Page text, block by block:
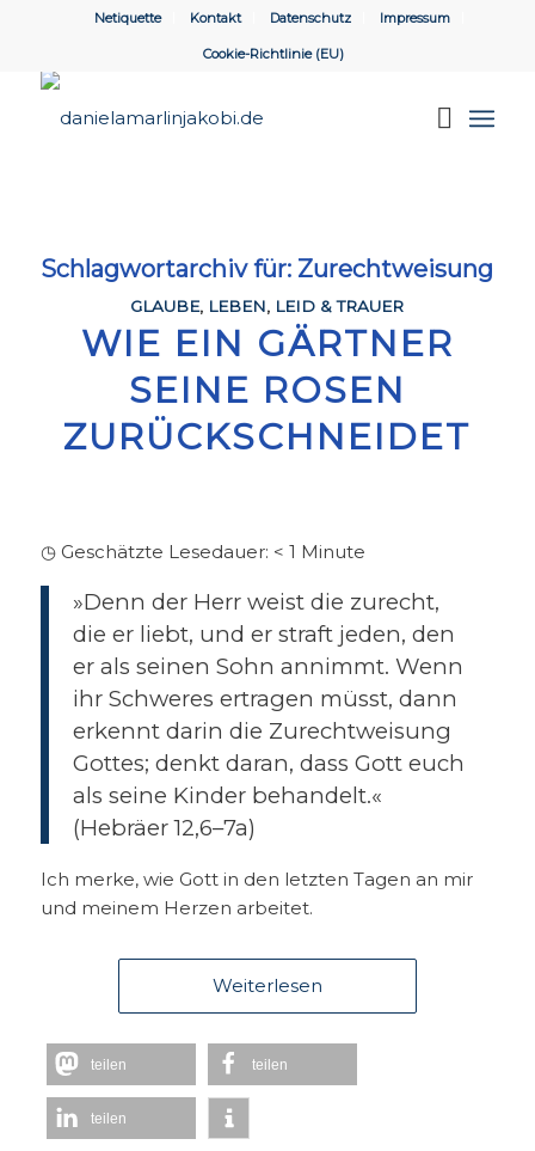
Netiquette Kontakt Datenschutz Impressum
Cookie-Richtlinie (EU)
Schlagwortarchiv für: Zurechtweisung
GLAUBE, LEBEN, LEID & TRAUER
WIE EIN GÄRTNER
SEINE ROSEN
ZURÜCKSCHNEIDET
◷ Geschätzte Lesedauer: < 1 Minute
»Denn der Herr weist die zurecht,
die er liebt, und er straft jeden, den
er als seinen Sohn annimmt. Wenn
ihr Schweres ertragen müsst, dann
erkennt darin die Zurechtweisung
Gottes; denkt daran, dass Gott euch
als seine Kinder behandelt.«
(Hebräer 12,6–7a)
Ich merke, wie Gott in den letzten Tagen an mir
und meinem Herzen arbeitet.
Weiterlesen
teilen teilen
teilen